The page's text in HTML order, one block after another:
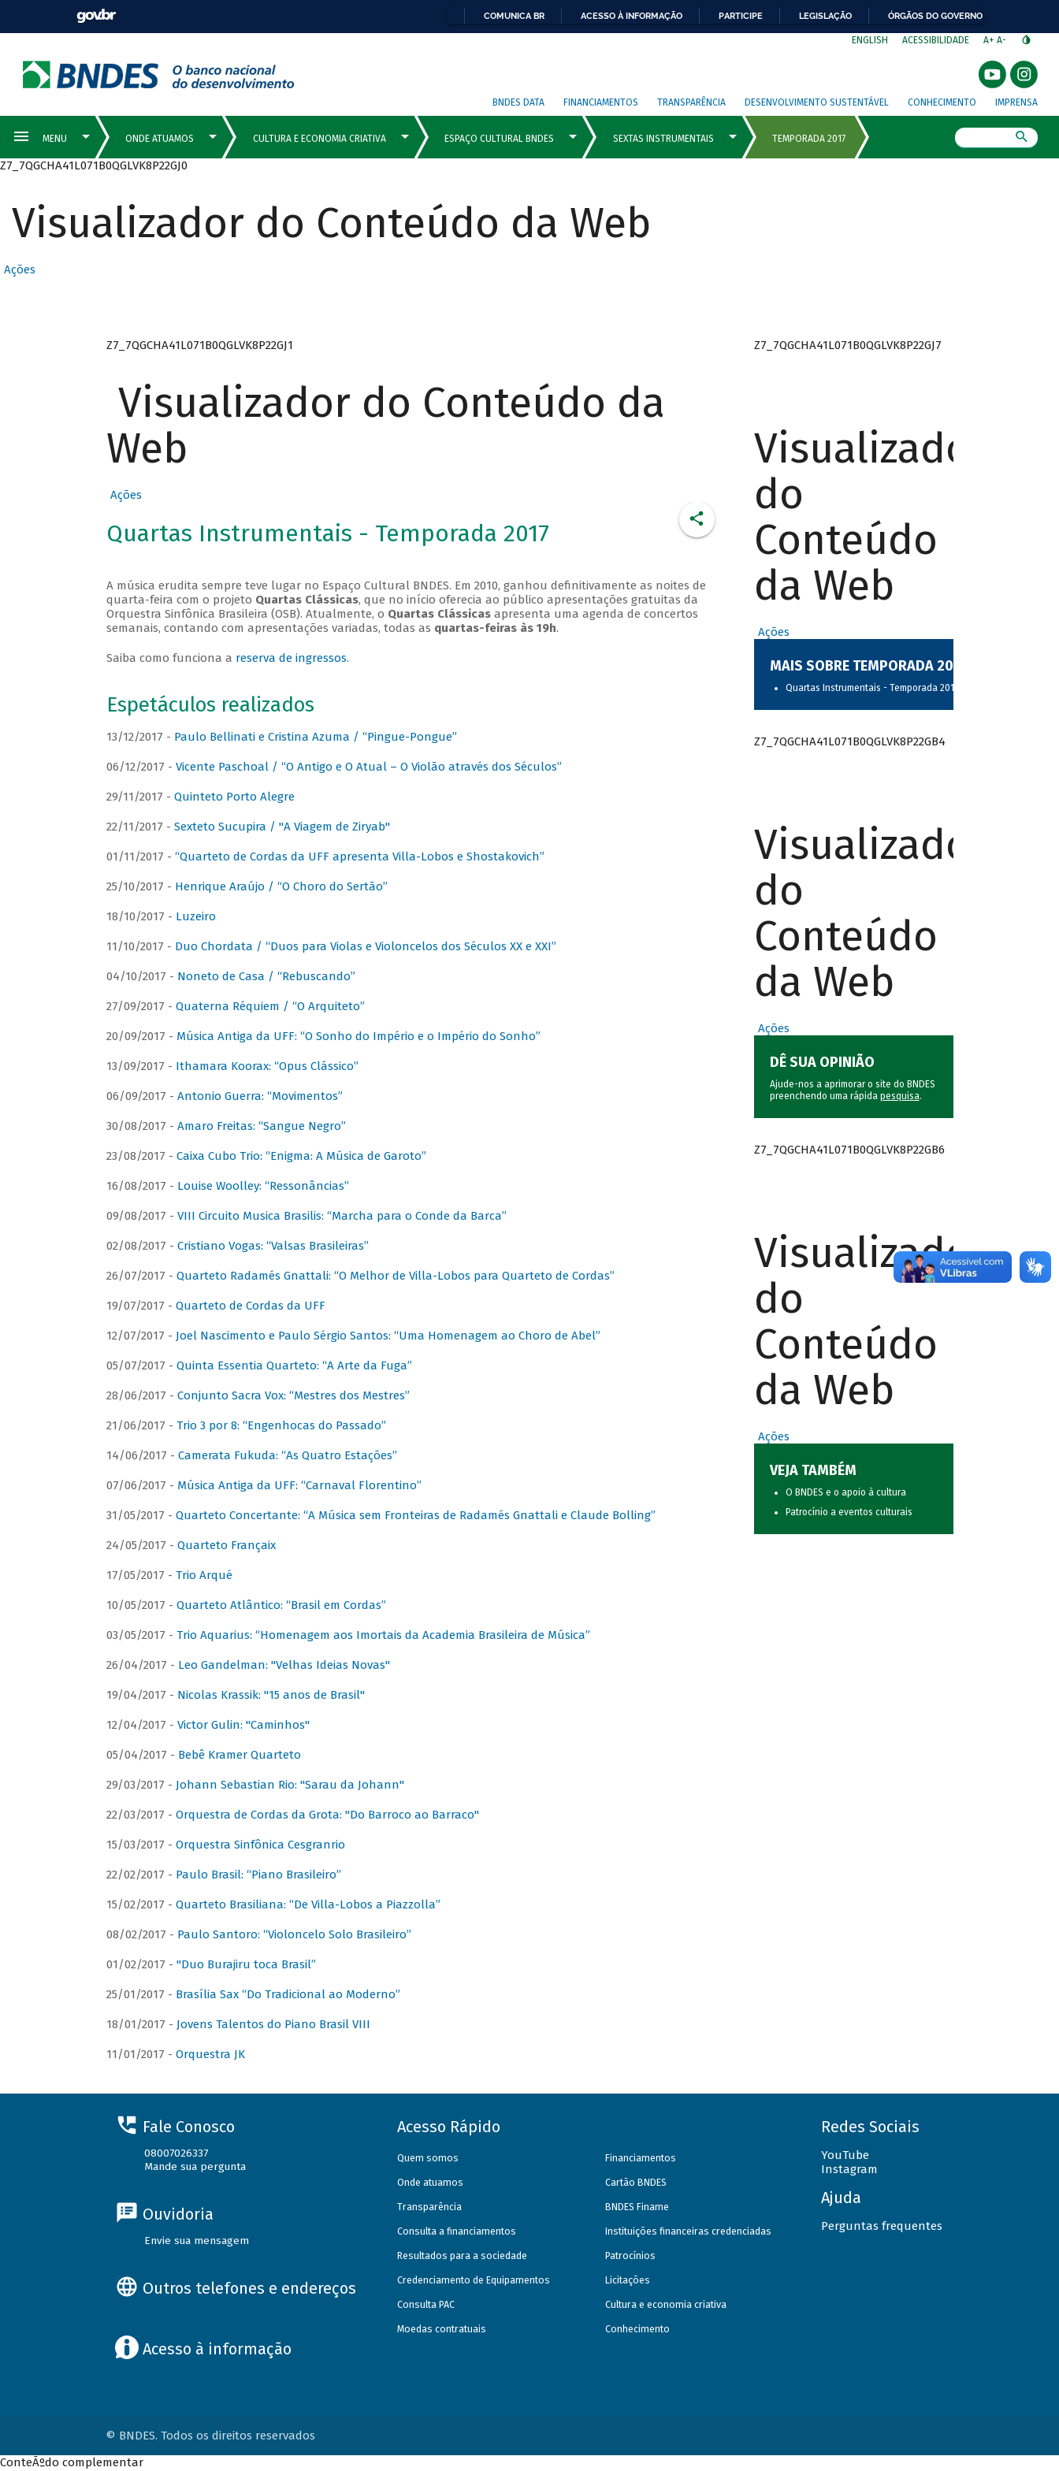
COMUNICA BR ACESSO À INFORMAÇÃO PARTICIPE LEGISLAÇÃO ÓRGÃOS DO GOVERNO
ENGLISH ACESSIBILIDADE A+ A-
BNDES DATA FINANCIAMENTOS TRANSPARÊNCIA DESENVOLVIMENTO SUSTENTÁVEL CONHECIMENTO IMPRENSA
Z7_7QGCHA41L071B0QGLVK8P22GJ0
Visualizador do Conteúdo da Web
Ações
Z7_7QGCHA41L071B0QGLVK8P22GJ1
Visualizador do Conteúdo da
Web
Ações
Quartas Instrumentais - Temporada 2017
A música erudita sempre teve lugar no Espaço Cultural BNDES. Em 2010, ganhou definitivamente as noites de
quarta-feira com o projeto Quartas Clássicas, que no início oferecia ao público apresentações gratuitas da
Orquestra Sinfônica Brasileira (OSB). Atualmente, o Quartas Clássicasapresenta uma agenda de concertos
semanais, contando com apresentações variadas, todas as quartas-feiras às 19h.
Saiba como funciona a reserva de ingressos.
Espetáculos realizados
13/12/2017 - Paulo Bellinati e Cristina Azuma / “Pingue-Pongue”
06/12/2017 - Vicente Paschoal / “O Antigo e O Atual – O Violão através dos Séculos”
29/11/2017 - Quinteto Porto Alegre
22/11/2017 - Sexteto Sucupira / "A Viagem de Ziryab"
01/11/2017 - “Quarteto de Cordas da UFF apresenta Villa-Lobos e Shostakovich”
25/10/2017 - Henrique Araújo / “O Choro do Sertão”
18/10/2017 - Luzeiro
11/10/2017 - Duo Chordata / “Duos para Violas e Violoncelos dos Séculos XX e XXI”
04/10/2017 - Noneto de Casa / “Rebuscando”
27/09/2017 - Quaterna Réquiem / “O Arquiteto”
20/09/2017 - Música Antiga da UFF: “O Sonho do Império e o Império do Sonho”
13/09/2017 - Ithamara Koorax: “Opus Clássico”
06/09/2017 - Antonio Guerra: “Movimentos”
30/08/2017 - Amaro Freitas: “Sangue Negro”
23/08/2017 - Caixa Cubo Trio: “Enigma: A Música de Garoto”
16/08/2017 - Louise Woolley: “Ressonâncias”
09/08/2017 - VIII Circuito Musica Brasilis: “Marcha para o Conde da Barca”
02/08/2017 - Cristiano Vogas: “Valsas Brasileiras”
26/07/2017 - Quarteto Radamés Gnattali: “O Melhor de Villa-Lobos para Quarteto de Cordas”
19/07/2017 - Quarteto de Cordas da UFF
12/07/2017 - Joel Nascimento e Paulo Sérgio Santos: “Uma Homenagem ao Choro de Abel”
05/07/2017 - Quinta Essentia Quarteto: “A Arte da Fuga”
28/06/2017 - Conjunto Sacra Vox: “Mestres dos Mestres”
21/06/2017 - Trio 3 por 8: “Engenhocas do Passado”
14/06/2017 - Camerata Fukuda: “As Quatro Estações”
07/06/2017 - Música Antiga da UFF: “Carnaval Florentino”
31/05/2017 - Quarteto Concertante: “A Música sem Fronteiras de Radamés Gnattali e Claude Bolling”
24/05/2017 - Quarteto Françaix
17/05/2017 - Trio Arqué
10/05/2017 - Quarteto Atlântico: “Brasil em Cordas”
03/05/2017 - Trio Aquarius: “Homenagem aos Imortais da Academia Brasileira de Música”
26/04/2017 - Leo Gandelman: "Velhas Ideias Novas"
19/04/2017 - Nicolas Krassik: "15 anos de Brasil"
12/04/2017 - Victor Gulin: "Caminhos"
05/04/2017 - Bebê Kramer Quarteto
29/03/2017 - Johann Sebastian Rio: "Sarau da Johann"
22/03/2017 - Orquestra de Cordas da Grota: "Do Barroco ao Barraco"
15/03/2017 - Orquestra Sinfônica Cesgranrio
22/02/2017 - Paulo Brasil: “Piano Brasileiro”
15/02/2017 - Quarteto Brasiliana: “De Villa-Lobos a Piazzolla”
08/02/2017 - Paulo Santoro: “Violoncelo Solo Brasileiro”
01/02/2017 - "Duo Burajiru toca Brasil”
25/01/2017 - Brasília Sax “Do Tradicional ao Moderno”
18/01/2017 - Jovens Talentos do Piano Brasil VIII
11/01/2017 - Orquestra JK
Z7_7QGCHA41L071B0QGLVK8P22GJ7
Visualizador
do
Conteúdo
da Web
Ações
MAIS SOBRE TEMPORADA 2017
Quartas Instrumentais - Temporada 2017
Z7_7QGCHA41L071B0QGLVK8P22GB4
Visualizador
do
Conteúdo
da Web
Ações
DÊ SUA OPINIÃO
Ajude-nos a aprimorar o site do BNDES
preenchendo uma rápida pesquisa.
Z7_7QGCHA41L071B0QGLVK8P22GB6
Visualizador
do
Conteúdo
da Web
Ações
VEJA TAMBÉM
O BNDES e o apoio à cultura
Patrocínio a eventos culturais
Fale Conosco
08007026337
Mande sua pergunta
Ouvidoria
Envie sua mensagem
Outros telefones e endereços
Acesso à informação
Acesso Rápido
Quem somos
Onde atuamos
Transparência
Consulta a financiamentos
Resultados para a sociedade
Credenciamento de Equipamentos
Consulta PAC
Moedas contratuais
Financiamentos
Cartão BNDES
BNDES Finame
Instituições financeiras credenciadas
Patrocínios
Licitações
Cultura e economia criativa
Conhecimento
Redes Sociais
YouTube
Instagram
Ajuda
Perguntas frequentes
© BNDES. Todos os direitos reservados
ConteÃºdo complementar